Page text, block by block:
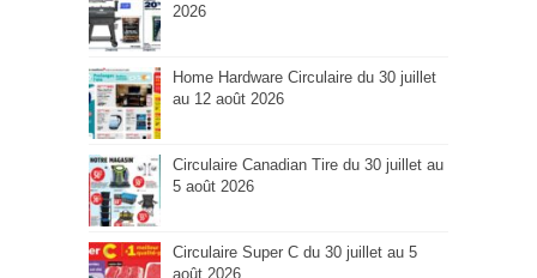
2026
Home Hardware Circulaire du 30 juillet
au 12 août 2026
Circulaire Canadian Tire du 30 juillet au
5 août 2026
Circulaire Super C du 30 juillet au 5
août 2026